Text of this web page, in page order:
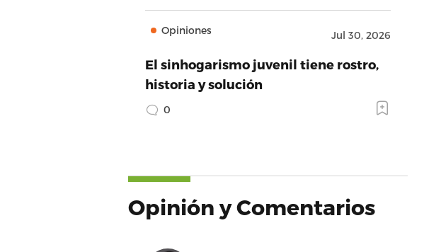
Opiniones Jul 30, 2026
El sinhogarismo juvenil tiene rostro,
historia y solución
0
Opinión y Comentarios